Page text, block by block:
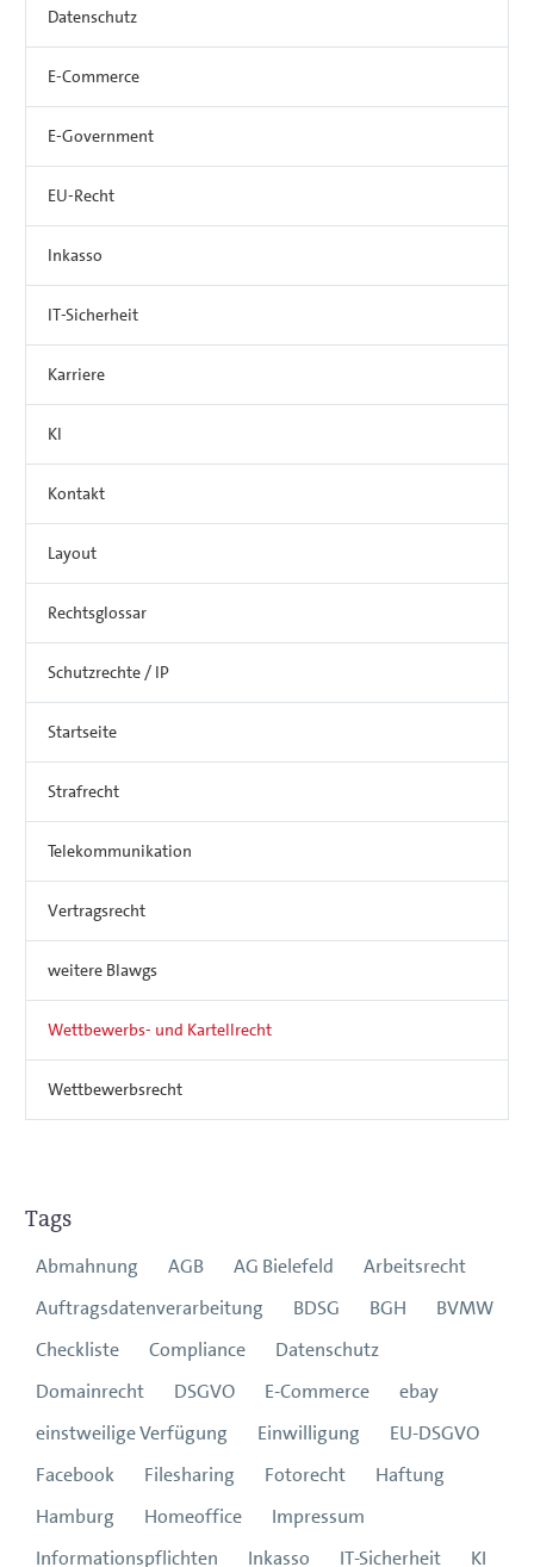
Datenschutz
E-Commerce
E-Government
EU-Recht
Inkasso
IT-Sicherheit
Karriere
KI
Kontakt
Layout
Rechtsglossar
Schutzrechte / IP
Startseite
Strafrecht
Telekommunikation
Vertragsrecht
weitere Blawgs
Wettbewerbs- und Kartellrecht
Wettbewerbsrecht
Tags
Abmahnung AGB AG Bielefeld
Arbeitsrecht
Auftragsdatenverarbeitung
BDSG BGH
BVMW
Checkliste
Compliance
Datenschutz
Domainrecht
DSGVO E-Commerce
ebay
einstweilige Verfügung
Einwilligung
EU-DSGVO
Facebook
Filesharing Fotorecht
Haftung
Hamburg
Homeoffice
Impressum
Informationspflichten
Inkasso IT-Sicherheit KI